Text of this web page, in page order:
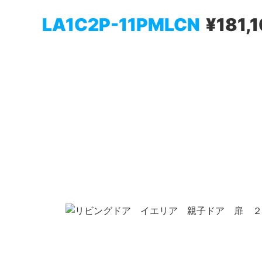
LA1C2P-11PMLCN